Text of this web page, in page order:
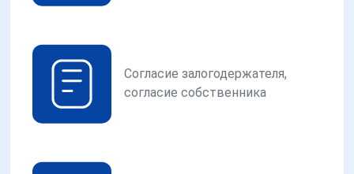
Согласие залогодержателя,
согласие собственника